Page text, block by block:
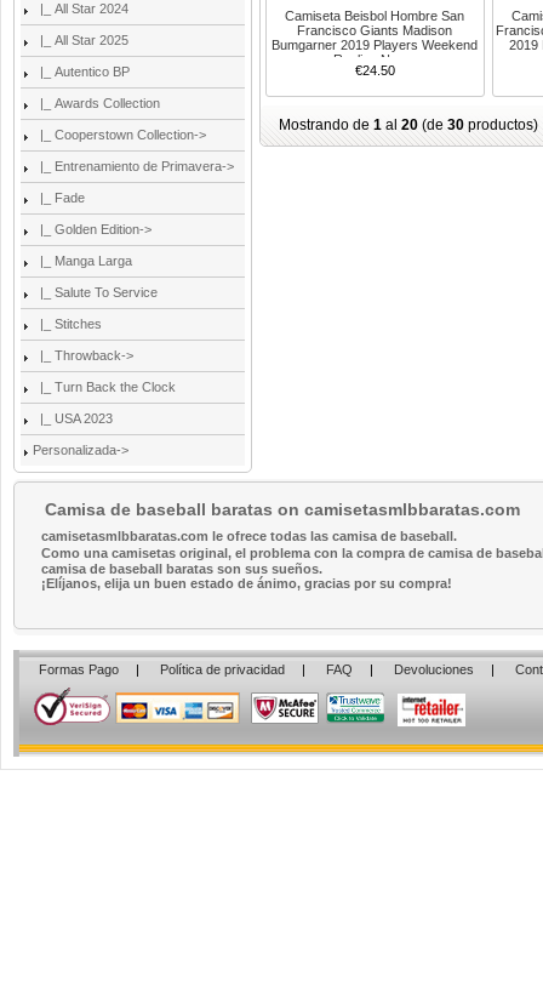
|_ All Star 2024
|_ All Star 2025
|_ Autentico BP
|_ Awards Collection
|_ Cooperstown Collection->
|_ Entrenamiento de Primavera->
|_ Fade
|_ Golden Edition->
|_ Manga Larga
|_ Salute To Service
|_ Stitches
|_ Throwback->
|_ Turn Back the Clock
|_ USA 2023
Personalizada->
Camiseta Beisbol Hombre San
Francisco Giants Madison
Bumgarner 2019 Players Weekend
Replica Negro
€24.50
2019
Mostrando de 1 al 20 (de 30 productos)
Camisa de baseball baratas on camisetasmlbbaratas.com
camisetasmlbbaratas.com le ofrece todas las camisa de baseball.
Como una camisetas original, el problema con la compra de camisa de
camisa de baseball baratas son sus sueños.
¡Elíjanos, elija un buen estado de ánimo, gracias por su compra!
Formas Pago | Política de privacidad | FAQ | Devoluciones |